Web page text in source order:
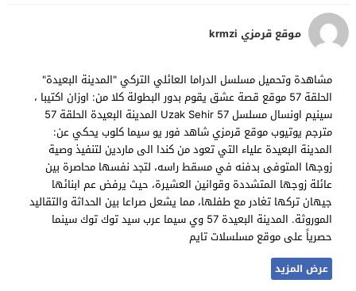
موقع قرمزي krmzi
مشاهدة وتحميل مسلسل الدراما العائلي التركي "المدينة البعيدة"
الحلقة 57 موقع قصة عشق يقوم بدور البطولة كلا من: اوزان اكتيبا ،
سينيم اونسال مسلسل Uzak Sehir 57 المدينة البعيدة الحلقة 57
مترجم يوتيوب موقع قرمزي شاهد فور يو سيما كلوب يحكي عن:
المدينة البعيدة علياء التي تعود من كندا الى ماردين لتنفيذ وصية
زوجها المتوفى بدفنه في مسقط راسه، لتجد نفسها محاصرة بين
عائلة زوجها المتشددة وقوانين العشيرة، حيث يرفض عم ابنائها
جيهان تركها تغادر مع طفلها، مما يشعل صراعا بين الحداثة والتقاليد
الموروثة. المدينة البعيدة 57 وي سيما عرب سيد توك توك سينما
حصرياً على موقع مسلسلات تايم
عرض المزيد